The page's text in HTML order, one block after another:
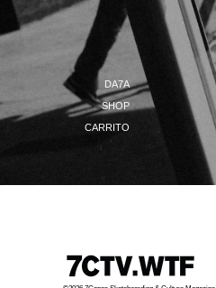
DA7A
SHOP
CARRITO